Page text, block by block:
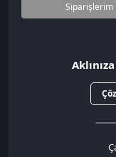
Siparişlerim